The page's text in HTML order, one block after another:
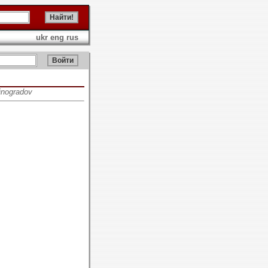
ukr eng rus